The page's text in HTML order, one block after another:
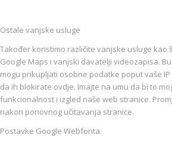
Ostale vanjske usluge
Također koristimo različite vanjske usluge kao
Google Maps i vanjski davatelji videozapisa.
mogu prikupljati osobne podatke poput vaše
da ih blokirate ovdje. Imajte na umu da bi to
funkcionalnost i izgled naše web stranice.
nakon ponovnog učitavanja stranice.
Postavke Google Webfonta: